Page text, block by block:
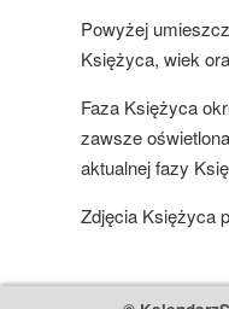
Powyżej
Księżyca, wiek
Faza Księżyca
zawsze
aktualnej fazy
Zdjęcia Księżyca